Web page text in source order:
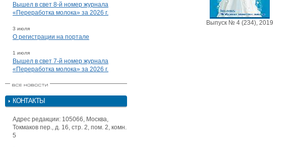
Вышел в свет 8-й номер журнала
«Переработка молока» за 2026 г.
3 июля
О регистрации на портале
1 июля
Вышел в свет 7-й номер журнала
«Переработка молока» за 2026 г.
КОНТАКТЫ
Адрес редакции: 105066, Москва,
Токмаков пер., д. 16, стр. 2, пом. 2, комн.
5
Выпуск № 4 (234), 2019